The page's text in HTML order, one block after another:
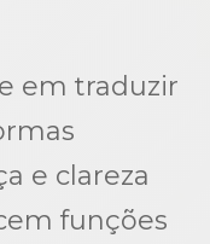
em traduzir
e clareza
funções